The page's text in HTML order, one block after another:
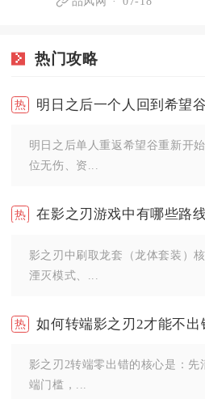
热门攻略
明日之后一个人回到希望
明日之后单人重返希望谷重新开
位无伤、资...
在影之刃游戏中有哪些路
影之刃中刷取龙套（龙体套装）
湮灭模式、...
如何转端影之刃2才能不出
影之刃2转端零出错的核心是：
端门槛，...